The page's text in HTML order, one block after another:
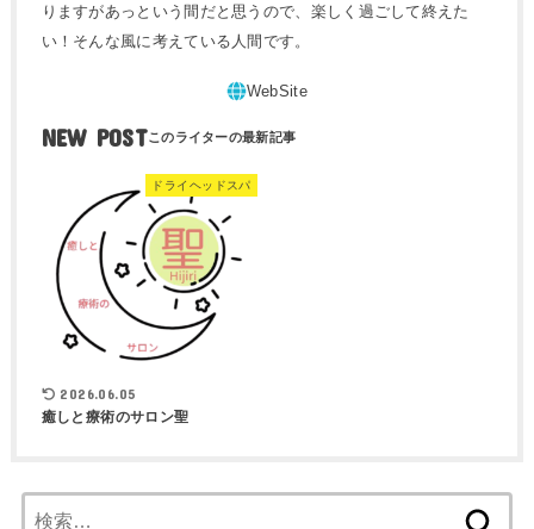
りますがあっという間だと思うので、楽しく過ごして終えた
い！そんな風に考えている人間です。
NEW POST
ドライヘッドスパ
2026.06.05
癒しと療術のサロン聖